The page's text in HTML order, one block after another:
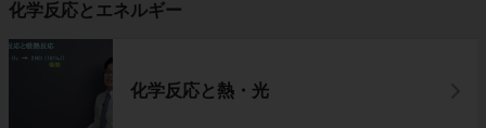
化学反応とエネルギー
化学反応と熱・光